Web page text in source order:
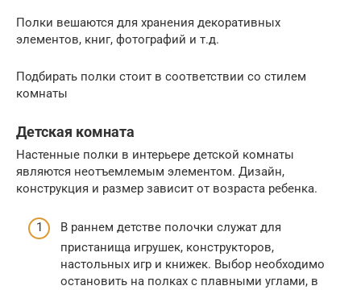
Полки вешаются для хранения декоративных
элементов, книг, фотографий и т.д.
Подбирать полки стоит в соответствии со стилем
комнаты
Детская комната
Настенные полки в интерьере детской комнаты
являются неотъемлемым элементом. Дизайн,
конструкция и размер зависит от возраста ребенка.
В раннем детстве полочки служат для
пристанища игрушек, конструкторов,
настольных игр и книжек. Выбор необходимо
остановить на полках с плавными углами, в